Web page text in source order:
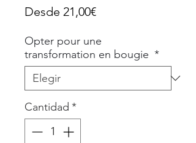
Desde 21,00€Precio
oferta
Opter pour une
transformation en bougie *
Cantidad *